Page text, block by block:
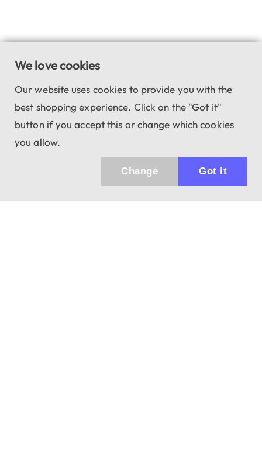
We love cookies
Our website uses cookies to provide you with the
best shopping experience. Click on the "Got it"
button if you accept this or change which cookies
you allow.
Got it
Change